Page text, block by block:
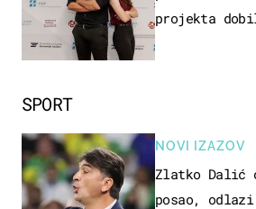
SPORT
NOVI IZAZOV
Zlatko Dalić
posao,
projekta